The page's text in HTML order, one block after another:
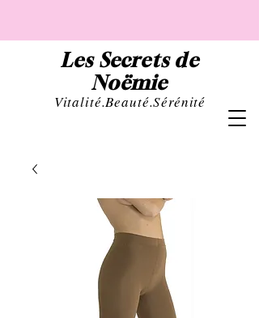
Les Secrets de
Noëmie
Vitalité.Beauté.Sérénité